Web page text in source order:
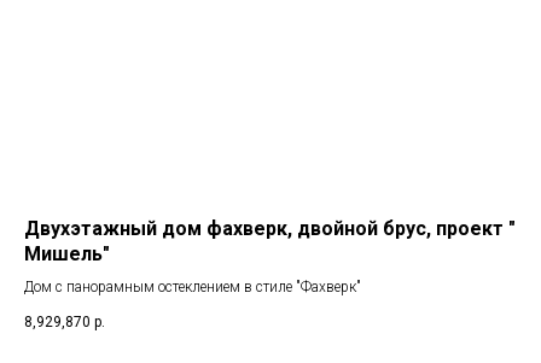
Двухэтажный дом фахверк, двойной брус, проект "
Мишель"
Дом с панорамным остеклением в стиле "Фахверк"
8,929,870 р.